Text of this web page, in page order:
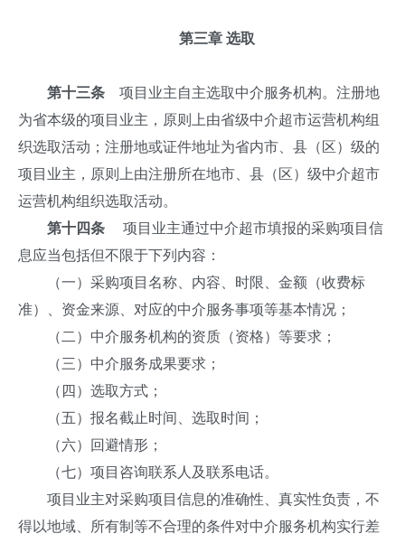
第三章 选取
第十三条 项目业主自主选取中介服务机构。注册地
为省本级的项目业主，原则上由省级中介超市运营机构组
织选取活动；注册地或证件地址为省内市、县（区）级的
项目业主，原则上由注册所在地市、县（区）级中介超市
运营机构组织选取活动。
第十四条 项目业主通过中介超市填报的采购项目信
息应当包括但不限于下列内容：
（一）采购项目名称、内容、时限、金额（收费标
准）、资金来源、对应的中介服务事项等基本情况；
（二）中介服务机构的资质（资格）等要求；
（三）中介服务成果要求；
（四）选取方式；
（五）报名截止时间、选取时间；
（六）回避情形；
（七）项目咨询联系人及联系电话。
项目业主对采购项目信息的准确性、真实性负责，不
得以地域、所有制等不合理的条件对中介服务机构实行差